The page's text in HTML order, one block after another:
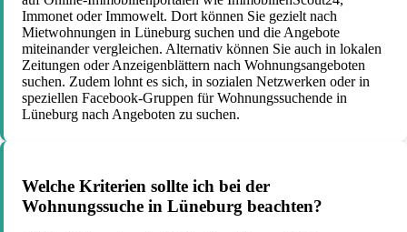
Immonet oder Immowelt. Dort können Sie gezielt nach
Mietwohnungen in Lüneburg suchen und die Angebote
miteinander vergleichen. Alternativ können Sie auch in lokalen
Zeitungen oder Anzeigenblättern nach Wohnungsangeboten
suchen. Zudem lohnt es sich, in sozialen Netzwerken oder in
speziellen Facebook-Gruppen für Wohnungssuchende in
Lüneburg nach Angeboten zu suchen.
Welche Kriterien sollte ich bei der
Wohnungssuche in Lüneburg beachten?